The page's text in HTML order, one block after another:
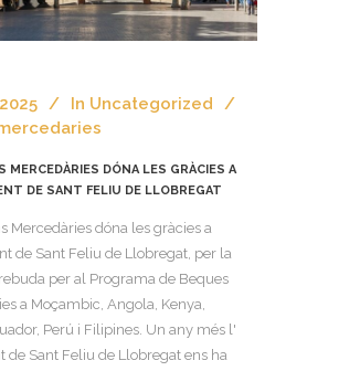
In Uncategorized
MERCEDÀRIES DÓNA LES GRÀCIES A
DE SANT FELIU DE LLOBREGAT
Mercedàries dóna les gràcies a
de Sant Feliu de Llobregat, per la
per al Programa de Beques
a Moçambic, Angola, Kenya,
Perú i Filipines. Un any més l'
de Sant Feliu de Llobregat ens ha